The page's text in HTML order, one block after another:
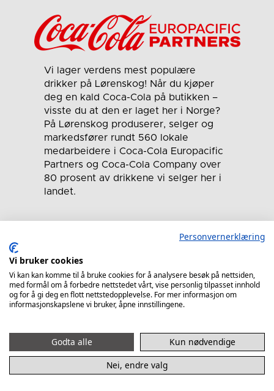
Vi lager verdens mest populære
drikker på Lørenskog! Når du kjøper
deg en kald Coca-Cola på butikken –
visste du at den er laget her i Norge?
På Lørenskog produserer, selger og
markedsfører rundt 560 lokale
medarbeidere i Coca-Cola Europacific
Partners og Coca-Cola Company over
80 prosent av drikkene vi selger her i
landet.
Allerede i 1972 etablerte tannlege Tore
Personvernerklæring
Vi bruker cookies
Vi kan kan komme til å bruke cookies for å analysere besøk på nettsiden,
med formål om å forbedre nettstedet vårt, vise personlig tilpasset innhold
og for å gi deg en flott nettstedopplevelse. For mer informasjon om
informasjonskapslene vi bruker, åpne innstillingene.
Godta alle
Kun nødvendige
Nei, endre valg